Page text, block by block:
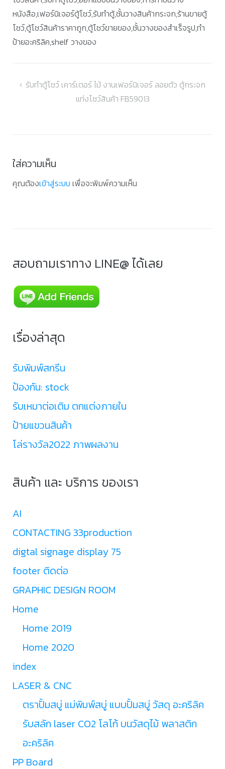
หนังสือ,เฟอร์นิเจอร์ตู้โชว์,รับทำตู้,ชั้นวางสินค้ากระจก,ร้านขายตู้
โชว์,ตู้โชว์สินค้าราคาถูก,ตู้โชว์ขายของ,ชั้นวางของสำเร็จรูป,ทำ
ป้ายอะคริลิค,shelf วางของ
แนะแนว
รับทำตู้โชว์ เคาร์เตอร์ ไม้ งานเฟอร์นิเจอร์ ลอยตัว ตู้กระจก
แท่งโชว์สินค้า FB59013
ใส่ความเห็น
คุณต้องเข้าสู่ระบบ เพื่อจะพิมพ์ความเห็น
สอบถามเราทาง LINE@ ได้เลย
เรื่องล่าสุด
รับพิมพ์สกรีน
ป้องกัน: stock
รับเหมาต่อเติม ตกแต่งภายใน
ป้ายแขวนสินค้า
โล่รางวัล2022 ภาพผลงาน
สินค้า และ บริการ ของเรา
AI
CONTACTING 33production
digtal signage display 75
footer ติดต่อ
GRAPHIC DESIGN ROOM
Home
Home 2019
Home 2020
index
LASER & CNC
ตราปั้มสบู่ แม่พิมพ์สบู่ แบบปั้มสบู่ วัสดุ อะคริลิค
รับสลัก laser CO2 โลโก้ บนวัสดุไม้ พลาสติก
อะคริลิค
PP Board